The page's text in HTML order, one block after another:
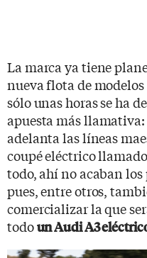
La marca ya tiene
nueva flota de modelos
sólo unas horas se ha
apuesta más
adelanta las líneas
coupé eléctrico
todo, ahí no acaban
pues, entre otros,
comercializar la que
todoun Audi A3